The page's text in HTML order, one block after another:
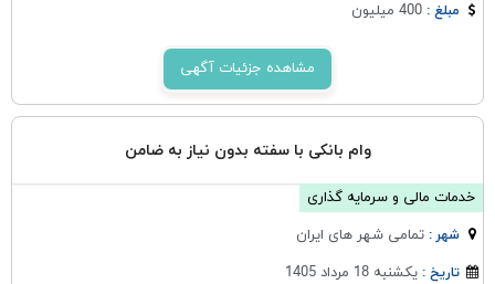
مبلغ :400 میلیون
مشاهده جزئیات آگهی
وام بانکی با سفته بدون نیاز به ضامن
خدمات مالی و سرمایه گذاری
شهر :تمامی شهر های ایران
تاریخ :یکشنبه 18 مرداد 1405